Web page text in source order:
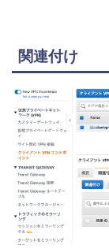
関連付け